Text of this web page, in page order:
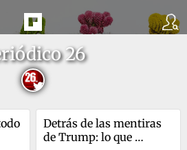
26
Detrás de las mentiras
de Trump: lo que